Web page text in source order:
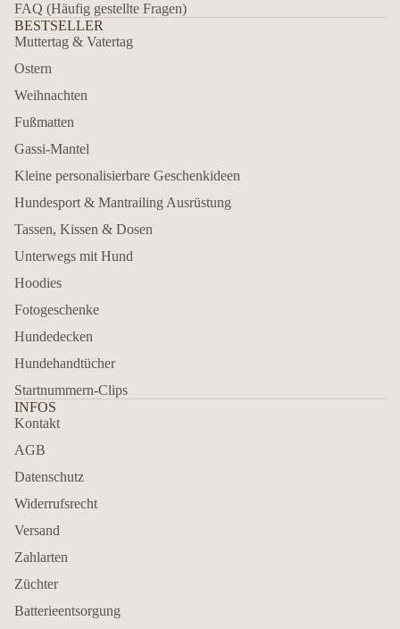
FAQ (Häufig gestellte Fragen)
BESTSELLER
Muttertag & Vatertag
Ostern
Weihnachten
Fußmatten
Gassi-Mantel
Kleine personalisierbare Geschenkideen
Hundesport & Mantrailing Ausrüstung
Tassen, Kissen & Dosen
Unterwegs mit Hund
Hoodies
Fotogeschenke
Hundedecken
Hundehandtücher
Startnummern-Clips
INFOS
Kontakt
AGB
Datenschutz
Widerrufsrecht
Versand
Zahlarten
Züchter
Batterieentsorgung